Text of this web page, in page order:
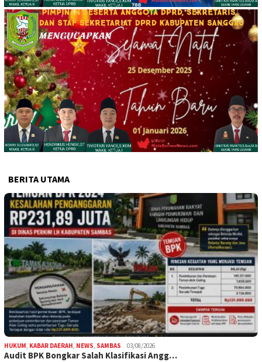
BERITA UTAMA
HUKUM, KABAR DAERAH, NEWS, SAMBAS 03/08/2026
Audit BPK Bongkar Salah Klasifikasi Angg…